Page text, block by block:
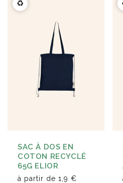
♻️
SAC À DOS EN
COTON RECYCLÉ
65G ELIOR
à partir de 1,9 €